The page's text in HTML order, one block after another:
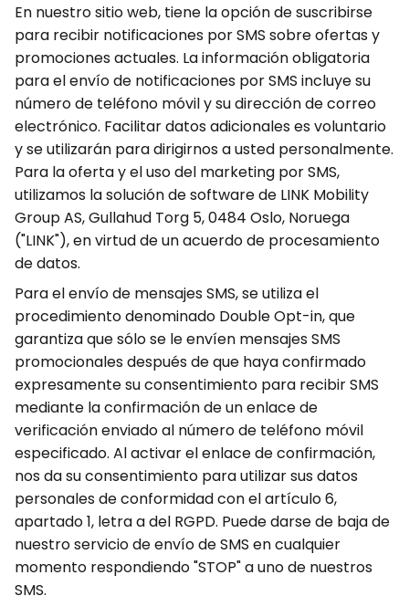
En nuestro sitio web, tiene la opción de suscribirse
para recibir notificaciones por SMS sobre ofertas y
promociones actuales. La información obligatoria
para el envío de notificaciones por SMS incluye su
número de teléfono móvil y su dirección de correo
electrónico. Facilitar datos adicionales es voluntario
y se utilizarán para dirigirnos a usted personalmente.
Para la oferta y el uso del marketing por SMS,
utilizamos la solución de software de LINK Mobility
Group AS, Gullahud Torg 5, 0484 Oslo, Noruega
("LINK"), en virtud de un acuerdo de procesamiento
de datos.
Para el envío de mensajes SMS, se utiliza el
procedimiento denominado Double Opt-in, que
garantiza que sólo se le envíen mensajes SMS
promocionales después de que haya confirmado
expresamente su consentimiento para recibir SMS
mediante la confirmación de un enlace de
verificación enviado al número de teléfono móvil
especificado. Al activar el enlace de confirmación,
nos da su consentimiento para utilizar sus datos
personales de conformidad con el artículo 6,
apartado 1, letra a del RGPD. Puede darse de baja de
nuestro servicio de envío de SMS en cualquier
momento respondiendo "STOP" a uno de nuestros
SMS.